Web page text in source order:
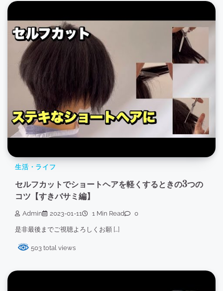
生活・ライフ
セルフカットでショートヘアを軽くするときの3つの
コツ【すきバサミ編】
Admin 2023-01-11 1 Min Read 0
是非最後までご視聴よろしくお願 […]
503 total views